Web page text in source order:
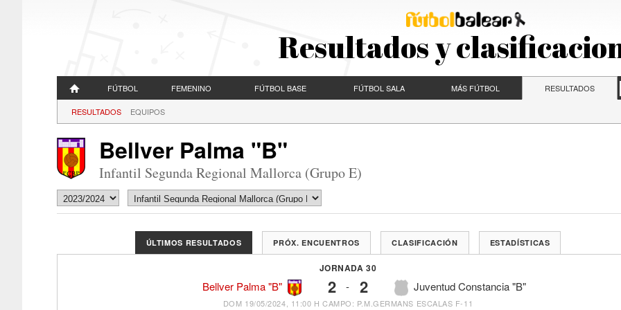
Resultados y
FÚTBOL FEMENINO FÚTBOL BASE FÚTBOL SALA MÁS FÚTBOL RESULTADOS
RESULTADOS EQUIPOS
Bellver Palma "B"
Infantil Segunda Regional Mallorca (Grupo E)
ÚLTIMOS RESULTADOS PRÓX. ENCUENTROS CLASIFICACIÓN ESTADÍSTICAS
JORNADA 30
Bellver Palma "B" 2 - Juventud Constancia "B"
2
DOM 19/05/2024, 11:00 H CAMPO: P.M.GERMANS ESCALAS F-11